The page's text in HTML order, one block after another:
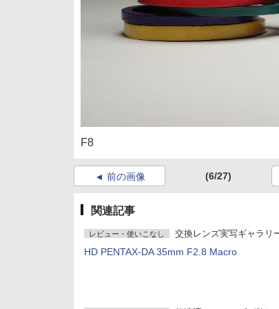
F8
前の画像 (6/27)
関連記事
レビュー・使いこなし 交換レンズ実写ギャラリ
HD PENTAX-DA 35mm F2.8 Macro